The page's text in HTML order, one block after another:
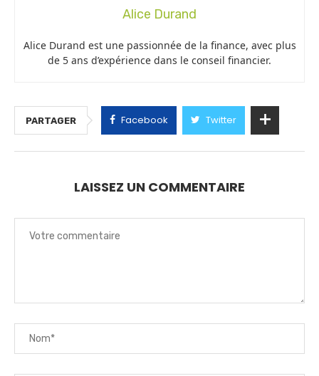
Alice Durand
Alice Durand est une passionnée de la finance, avec plus
de 5 ans d’expérience dans le conseil financier.
PARTAGER Facebook Twitter
LAISSEZ UN COMMENTAIRE